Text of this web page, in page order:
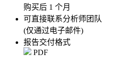
购买后 1 个月
可直接联系分析师团队
(仅通过电子邮件)
报告交付格式
PDF